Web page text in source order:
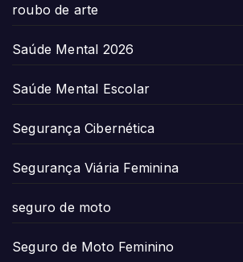
roubo de arte
Saúde Mental 2026
Saúde Mental Escolar
Segurança Cibernética
Segurança Viária Feminina
seguro de moto
Seguro de Moto Feminino